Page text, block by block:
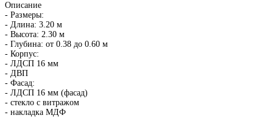
Описание
- Размеры:
- Длина: 3.20 м
- Высота: 2.30 м
- Глубина: от 0.38 до 0.60 м
- Корпус:
- ЛДСП 16 мм
- ДВП
- Фасад:
- ЛДСП 16 мм (фасад)
- стекло с витражом
- накладка МДФ